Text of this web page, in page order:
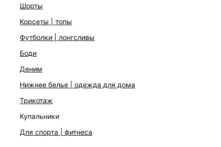
шорты
корсеты | топы
футболки | лонгсливы
боди
деним
нижнее белье | одежда для дома
трикотаж
купальники
для спорта | фитнеса
Цвет: кирпичный
На модели размер 44. Крой модели соответствует
стандартному размеру
ДОСТАВКА И ВОЗВРАТ
Подробные условия доставки и возврата